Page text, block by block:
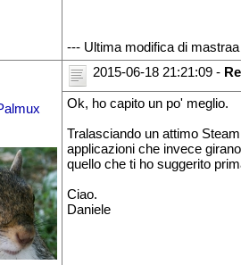
--- Ultima modifica di
2015-06-18 21:21:09 -
Ok, ho capito un po' meglio.
Tralasciando un attimo
applicazioni che invece
quello che ti ho suggerito
Ciao.
Daniele